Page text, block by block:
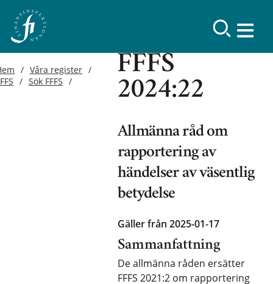
Våra register
Sök FFFS
FFFS
2024:22
Allmänna råd om
rapportering av
händelser av väsentlig
betydelse
Gäller från 2025-01-17
Sammanfattning
De allmänna råden ersätter
FFFS 2021:2 om rapportering